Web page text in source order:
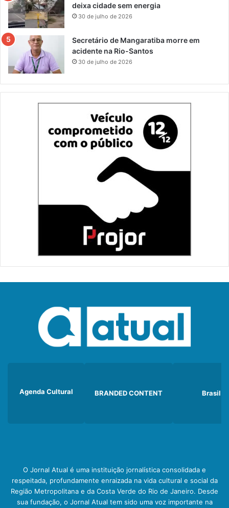
deixa cidade sem energia
30 de julho de 2026
Secretário de Mangaratiba morre em
acidente na Rio-Santos
30 de julho de 2026
Agenda Cultural BRANDED CONTENT Brasil
O Jornal Atual é uma instituição jornalística consolidada e
respeitada, profundamente enraizada na vida cultural e social da
Região Metropolitana e da Costa Verde do Rio de Janeiro. Desde
sua fundação, o Jornal Atual tem sido uma voz importante na